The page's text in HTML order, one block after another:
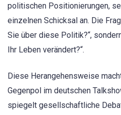
politischen Positionierungen,
einzelnen Schicksal an. Die
Sie über diese Politik?“,
Ihr Leben verändert?“.
Diese Herangehensweise
Gegenpol im deutschen
spiegelt gesellschaftliche